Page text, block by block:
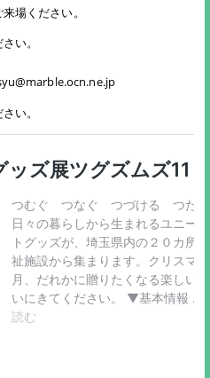
場ください。
い。
い。